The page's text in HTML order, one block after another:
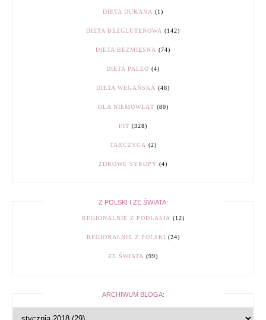
DIETA DUKANA (1)
DIETA BEZGLUTENOWA (142)
DIETA BEZMIĘSNA (74)
DIETA PALEO (4)
DIETA WEGAŃSKA (48)
DLA NIEMOWLĄT (80)
FIT (328)
TARCZYCA (2)
ZDROWE SYROPY (4)
Z POLSKI I ZE ŚWIATA:
REGIONALNIE Z PODLASIA (12)
REGIONALNIE Z POLSKI (24)
ZE ŚWIATA (99)
ARCHIWUM BLOGA: